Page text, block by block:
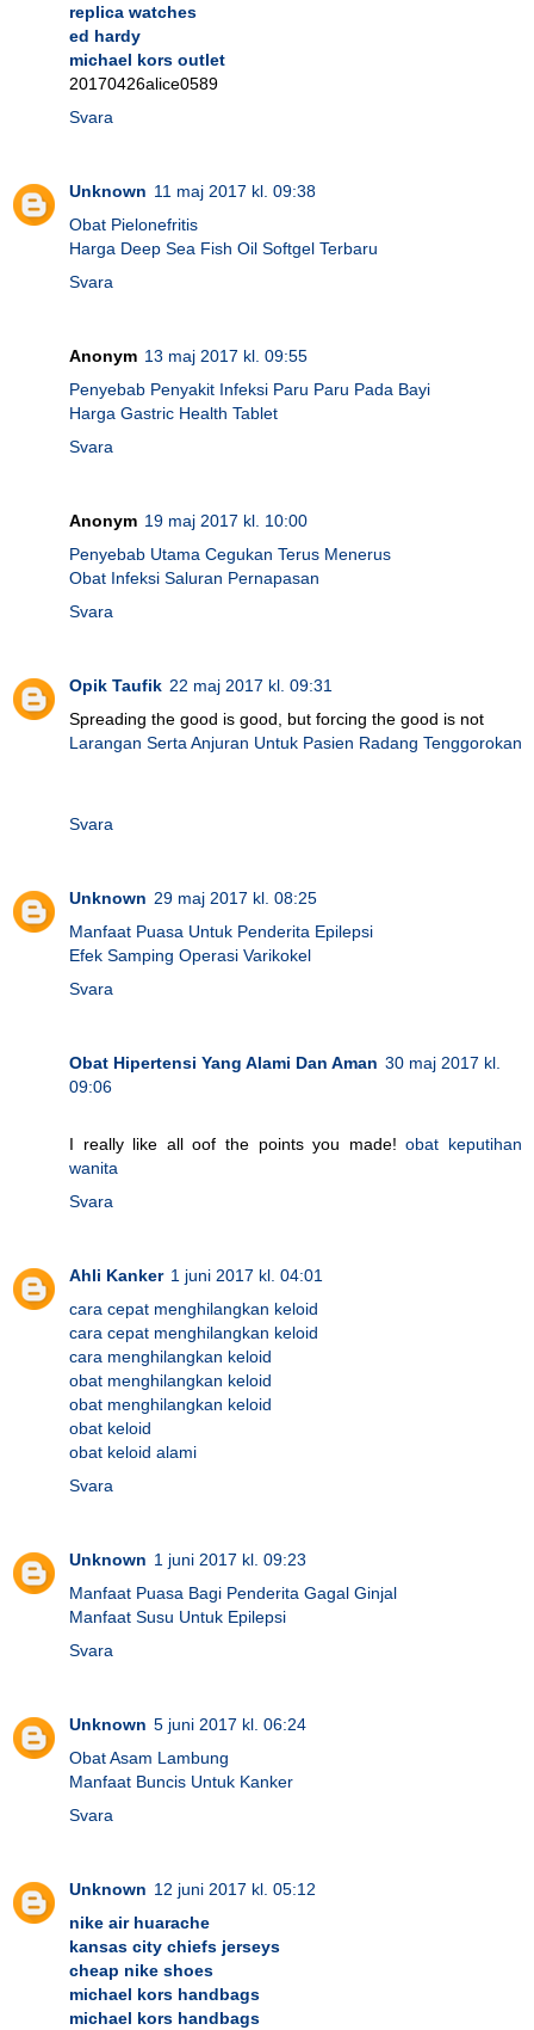
replica watches
ed hardy
michael kors outlet
20170426alice0589
Svara
Unknown 11 maj 2017 kl. 09:38
Obat Pielonefritis
Harga Deep Sea Fish Oil Softgel Terbaru
Svara
Anonym 13 maj 2017 kl. 09:55
Penyebab Penyakit Infeksi Paru Paru Pada Bayi
Harga Gastric Health Tablet
Svara
Anonym 19 maj 2017 kl. 10:00
Penyebab Utama Cegukan Terus Menerus
Obat Infeksi Saluran Pernapasan
Svara
Opik Taufik 22 maj 2017 kl. 09:31
Spreading the good is good, but forcing the good is not
Larangan Serta Anjuran Untuk Pasien Radang Tenggorokan
Svara
Unknown 29 maj 2017 kl. 08:25
Manfaat Puasa Untuk Penderita Epilepsi
Efek Samping Operasi Varikokel
Svara
Obat Hipertensi Yang Alami Dan Aman 30 maj 2017 kl.
09:06
I really like all oof the points you made!obat keputihan
wanita
Svara
Ahli Kanker 1 juni 2017 kl. 04:01
cara cepat menghilangkan keloid
cara cepat menghilangkan keloid
cara menghilangkan keloid
obat menghilangkan keloid
obat menghilangkan keloid
obat keloid
obat keloid alami
Svara
Unknown 1 juni 2017 kl. 09:23
Manfaat Puasa Bagi Penderita Gagal Ginjal
Manfaat Susu Untuk Epilepsi
Svara
Unknown 5 juni 2017 kl. 06:24
Obat Asam Lambung
Manfaat Buncis Untuk Kanker
Svara
Unknown 12 juni 2017 kl. 05:12
nike air huarache
kansas city chiefs jerseys
cheap nike shoes
michael kors handbags
michael kors handbags